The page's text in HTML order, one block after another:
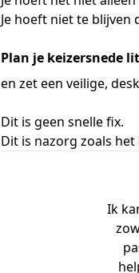
Je hoeft niet te blijven
Plan je keizersnede
en zet een veilige,
Dit is geen snelle fix.
Dit is nazorg zoals het
Ik